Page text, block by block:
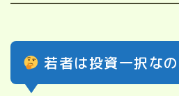
若者は投資一択な